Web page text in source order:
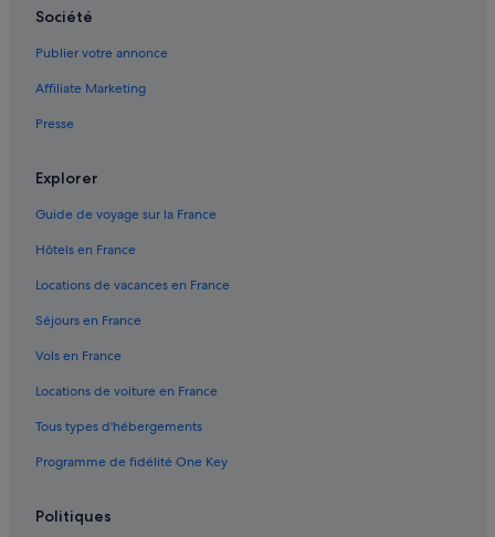
Société
Publier votre annonce
Affiliate Marketing
Presse
Explorer
Guide de voyage sur la France
Hôtels en France
Locations de vacances en France
Séjours en France
Vols en France
Locations de voiture en France
Tous types d'hébergements
Programme de fidélité One Key
Politiques